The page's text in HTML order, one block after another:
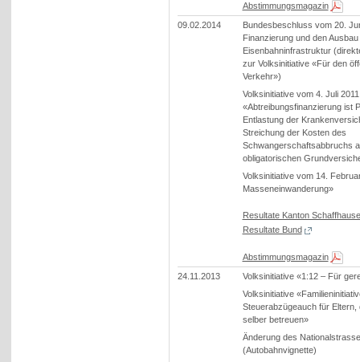
Abstimmungsmagazin
09.02.2014
Bundesbeschluss vom 20.
Finanzierung und den Ausbau
Eisenbahninfrastruktur
zur Volksinitiative «Für den
Verkehr»)
Volksinitiative vom 4. Juli 2011
«Abtreibungsfinanzierung ist
Entlastung der
Streichung der Kosten des
Schwangerschaftsabbruchs
obligatorischen
Volksinitiative vom 14.
Masseneinwanderung»
Resultate Kanton
Resultate Bund
Abstimmungsmagazin
24.11.2013
Volksinitiative «1:12 – Für
Volksinitiative
Steuerabzügeauch für Eltern,
selber betreuen»
Änderung des
(Autobahnvignette)